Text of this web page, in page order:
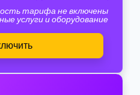
тарифа не включены
услуги и оборудование